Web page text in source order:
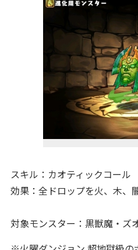
スキル：カオティックコール
効果：全ドロップを火、木、
対象モンスター：黒獣魔・ズ